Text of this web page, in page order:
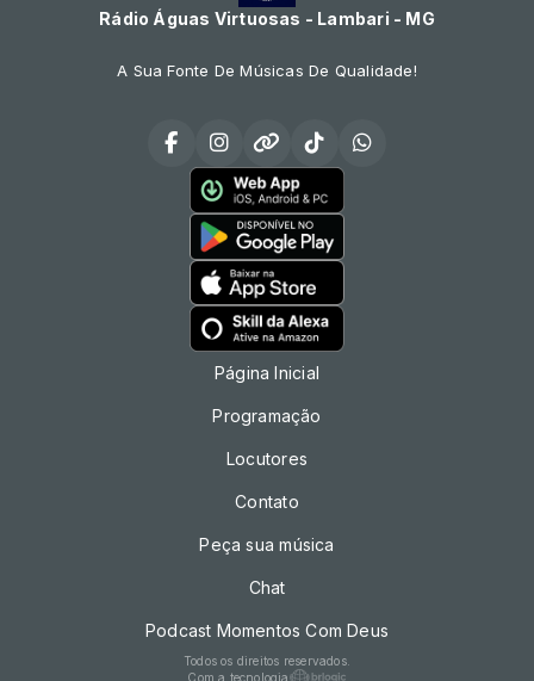
Rádio Águas Virtuosas - Lambari - MG
A Sua Fonte De Músicas De Qualidade!
Página Inicial
Programação
Locutores
Contato
Peça sua música
Chat
Podcast Momentos Com Deus
Todos os direitos reservados.
Com a tecnologia